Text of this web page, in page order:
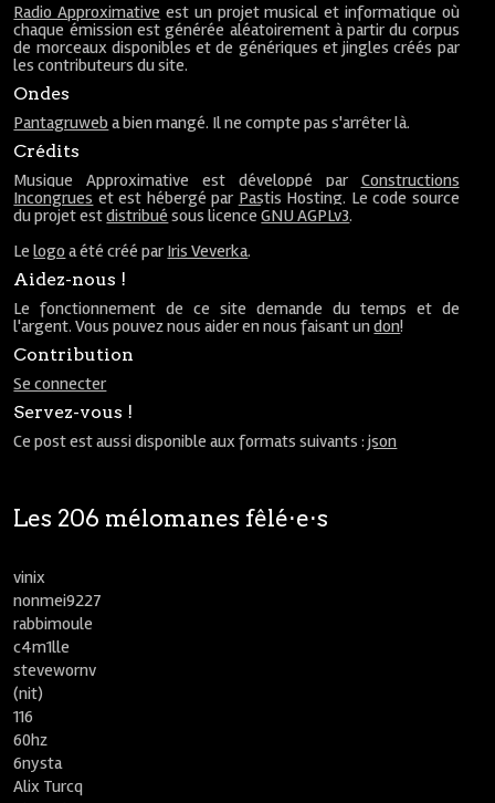
Radio Approximative est un projet musical et informatique où
chaque émission est générée aléatoirement à partir du corpus
de morceaux disponibles et de génériques et jingles créés par
les contributeurs du site.
Ondes
Pantagruweb a bien mangé. Il ne compte pas s'arrêter là.
Crédits
Musique Approximative est développé par Constructions
Incongrues et est hébergé par Pastis Hosting. Le code source
du projet estdistribué sous licenceGNU AGPLv3.
Lelogo a été créé par Iris Veverka.
Aidez-nous !
Le fonctionnement de ce site demande du temps et de
l'argent. Vous pouvez nous aider en nous faisant undon!
Contribution
Se connecter
Servez-vous !
Ce post est aussi disponible aux formats suivants :json
Les 206 mélomanes fêlé⋅e⋅s
vinix
nonmei9227
rabbimoule
c4m1lle
stevewornv
(nit)
116
60hz
6nysta
Alix Turcq